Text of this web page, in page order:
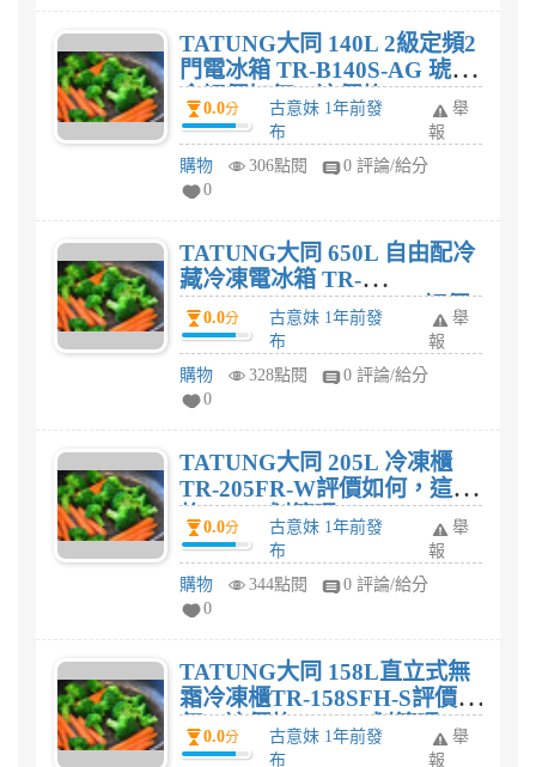
TATUNG大同 140L 2級定頻2
門電冰箱 TR-B140S-AG 琥珀
金評價如何，這價格$10,800
划算嗎?
0.0分
古意妹 1年前發
布
舉
報
購物
306點閱
0 評論/給分
0
TATUNG大同 650L 自由配冷
藏冷凍電冰箱 TR-
380HRLW+TR-270HFR評價
如何，這價格$36,900划算
嗎?
0.0分
古意妹 1年前發
布
舉
報
購物
328點閱
0 評論/給分
0
TATUNG大同 205L 冷凍櫃
TR-205FR-W評價如何，這價
格$9,490划算嗎?
0.0分
古意妹 1年前發
布
舉
報
購物
344點閱
0 評論/給分
0
TATUNG大同 158L直立式無
霜冷凍櫃TR-158SFH-S評價如
何，這價格$11,400划算嗎?
0.0分
古意妹 1年前發
布
舉
報